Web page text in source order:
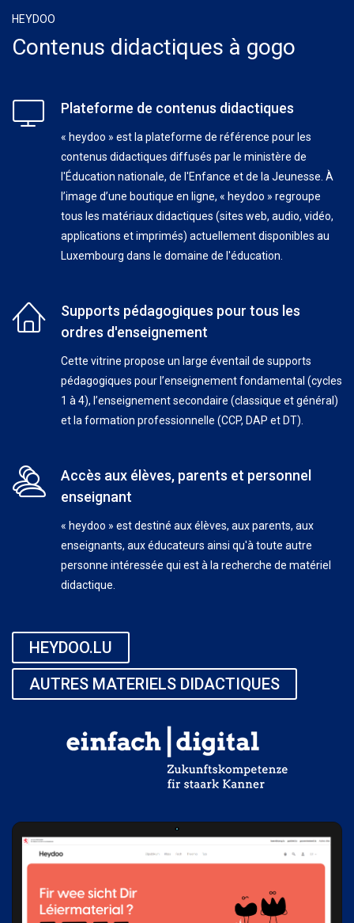
HEYDOO
Contenus didactiques à gogo
Plateforme de contenus didactiques
« heydoo » est la plateforme de référence pour les
contenus didactiques diffusés par le ministère de
l'Éducation nationale, de l'Enfance et de la Jeunesse. À
l’image d’une boutique en ligne, « heydoo » regroupe
tous les matériaux didactiques (sites web, audio, vidéo,
applications et imprimés) actuellement disponibles au
Luxembourg dans le domaine de l'éducation.
Supports pédagogiques pour tous les
ordres d'enseignement
Cette vitrine propose un large éventail de supports
pédagogiques pour l’enseignement fondamental (cycles
1 à 4), l’enseignement secondaire (classique et général)
et la formation professionnelle (CCP, DAP et DT).
Accès aux élèves, parents et personnel
enseignant
« heydoo » est destiné aux élèves, aux parents, aux
enseignants, aux éducateurs ainsi qu'à toute autre
personne intéressée qui est à la recherche de matériel
didactique.
HEYDOO.LU
AUTRES MATERIELS DIDACTIQUES